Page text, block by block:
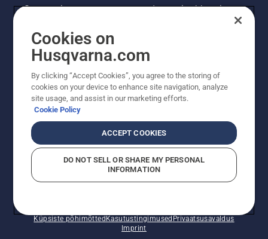
Saa uusimat teavet uute toodete, eripakkumiste
saamiseks siin.
Küpsiste põhimõttedKasutustingimused Privaatsusavaldus
Imprint
Cookies on
Husqvarna.com
By clicking “Accept Cookies”, you agree to the storing of
cookies on your device to enhance site navigation, analyze
site usage, and assist in our marketing efforts.
Cookie Policy
ACCEPT COOKIES
DO NOT SELL OR SHARE MY PERSONAL
INFORMATION